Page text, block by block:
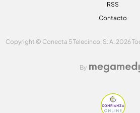
RSS
Contacto
Copyright © Conecta 5 Telecinco, S. A. 2026
By